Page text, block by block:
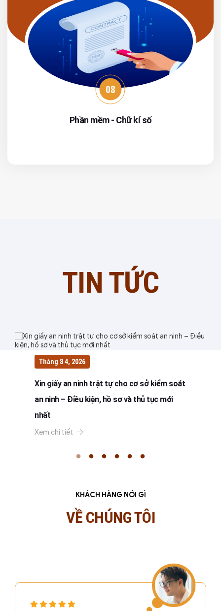
08
Phần mềm - Chữ kí số
TIN TỨC
Tháng 8 4, 2026
Xin giấy an ninh trật tự cho cơ sở kiểm soát
an ninh – Điều kiện, hồ sơ và thủ tục mới
nhất
Xem chi tiết
KHÁCH HÀNG NÓI GÌ
VỀ CHÚNG TÔI